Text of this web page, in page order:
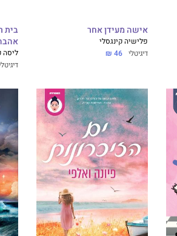
אישה מעידן אחר
פלישיה קינגסלי
דיגיטלי 46 ₪ ליסה